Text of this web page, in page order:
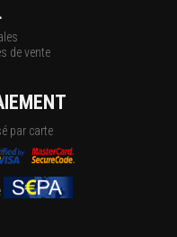
de vente
par carte